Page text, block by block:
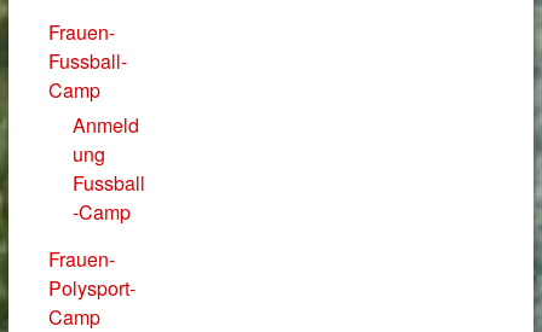
Frauen-
Fussball-
Camp
Anmeld
ung
Fussball
-Camp
Frauen-
Polysport-
Camp